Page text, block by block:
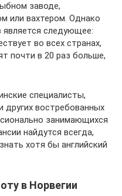
заводе,
или вахтером. Однако
является следующее:
во всех странах,
почти в 20 раз больше,
специалисты,
других востребованных
занимающихся
найдутся всегда,
хотя бы английский
в Норвегии